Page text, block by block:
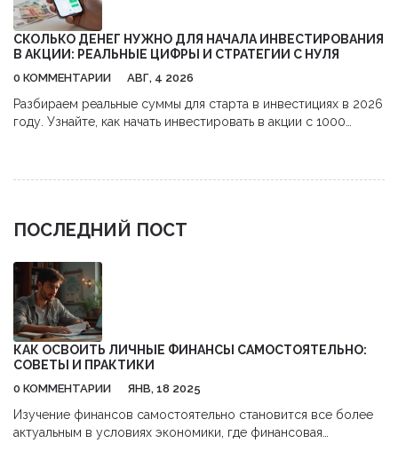
СКОЛЬКО ДЕНЕГ НУЖНО ДЛЯ НАЧАЛА ИНВЕСТИРОВАНИЯ
В АКЦИИ: РЕАЛЬНЫЕ ЦИФРЫ И СТРАТЕГИИ С НУЛЯ
0 КОММЕНТАРИИ АВГ, 4 2026
Разбираем реальные суммы для старта в инвестициях в 2026
году. Узнайте, как начать инвестировать в акции с 1000
ПОСЛЕДНИЙ ПОСТ
КАК ОСВОИТЬ ЛИЧНЫЕ ФИНАНСЫ САМОСТОЯТЕЛЬНО:
СОВЕТЫ И ПРАКТИКИ
0 КОММЕНТАРИИ ЯНВ, 18 2025
Изучение финансов самостоятельно становится все более
актуальным в условиях экономики, где финансовая